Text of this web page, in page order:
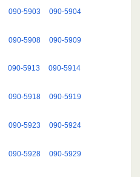
090-5903 090-5904
090-5908 090-5909
090-5913 090-5914
090-5918 090-5919
090-5923 090-5924
090-5928 090-5929